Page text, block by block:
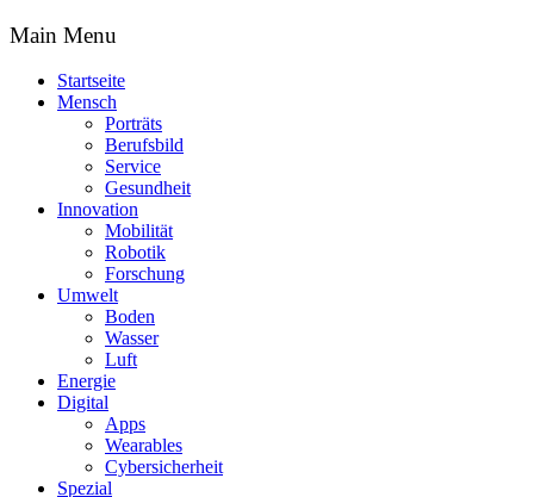
Main Menu
Startseite
Mensch
Porträts
Berufsbild
Service
Gesundheit
Innovation
Mobilität
Robotik
Forschung
Umwelt
Boden
Wasser
Luft
Energie
Digital
Apps
Wearables
Cybersicherheit
Spezial